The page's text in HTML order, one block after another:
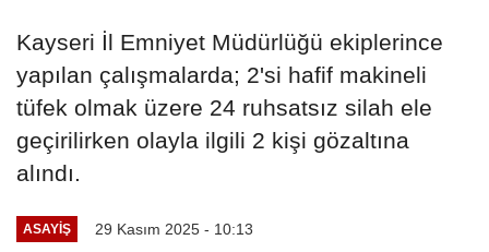
Kayseri İl Emniyet Müdürlüğü ekiplerince
yapılan çalışmalarda; 2'si hafif makineli
tüfek olmak üzere 24 ruhsatsız silah ele
geçirilirken olayla ilgili 2 kişi gözaltına
alındı.
ASAYIŞ 29 Kasım 2025 - 10:13